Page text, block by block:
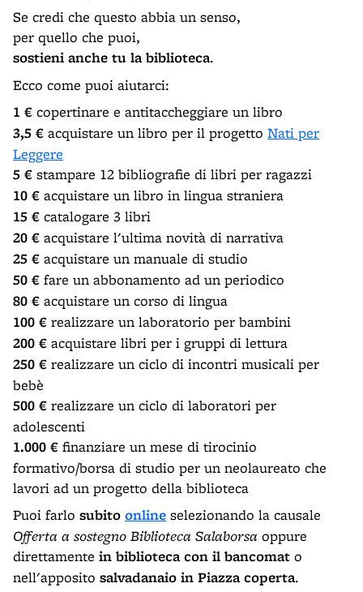
Se credi che questo abbia un senso,
per quello che puoi,
sostieni anche tu la biblioteca.
Ecco come puoi aiutarci:
1 € copertinare e antitaccheggiare un libro
3,5 € acquistare un libro per il progetto Nati per
Leggere
5 € stampare 12 bibliografie di libri per ragazzi
10 € acquistare un libro in lingua straniera
15 € catalogare 3 libri
20 € acquistare l'ultima novità di narrativa
25 € acquistare un manuale di studio
50 € fare un abbonamento ad un periodico
80 € acquistare un corso di lingua
100 € realizzare un laboratorio per bambini
200 € acquistare libri per i gruppi di lettura
250 € realizzare un ciclo di incontri musicali per
bebè
500 € realizzare un ciclo di laboratori per
adolescenti
1.000 € finanziare un mese di tirocinio
formativo/borsa di studio per un neolaureato che
lavori ad un progetto della biblioteca
Puoi farlo subito online selezionando la causale
Offerta a sostegno Biblioteca Salaborsa oppure
direttamente in biblioteca con il bancomat o
nell'apposito salvadanaio in Piazza coperta.